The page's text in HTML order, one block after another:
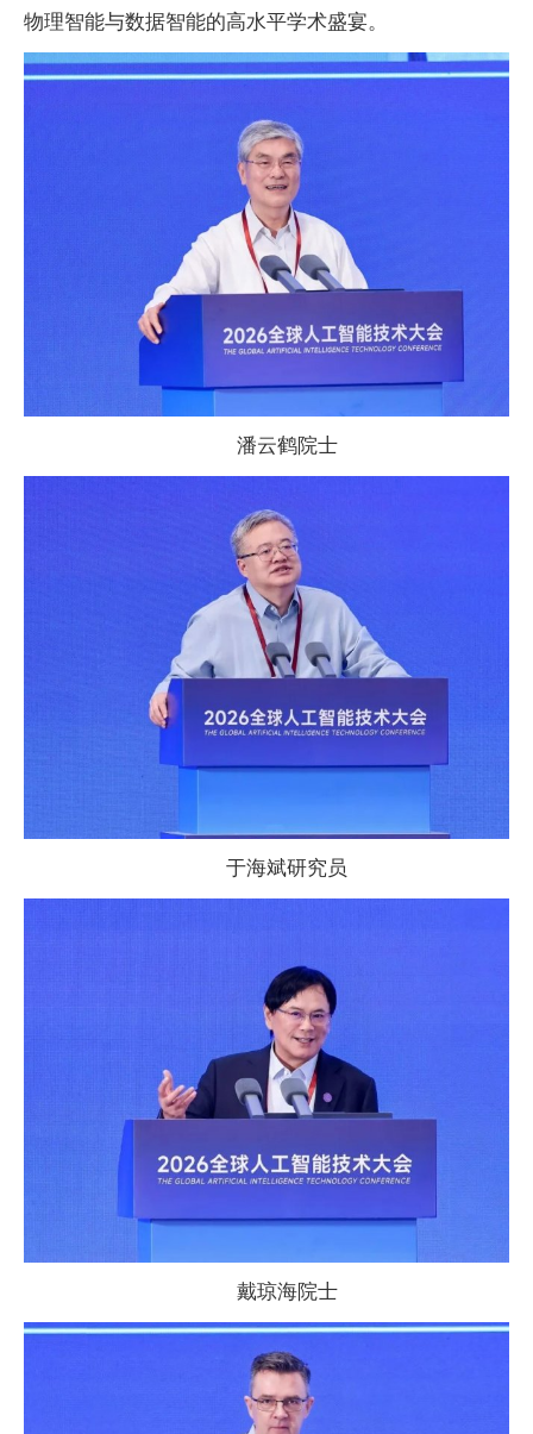
物理智能与数据智能的高水平学术盛宴。
潘云鹤院士
于海斌研究员
戴琼海院士